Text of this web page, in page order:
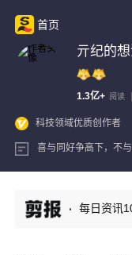
首页
亓纪的
1.3亿+ 阅读
科技领域优质创作者
喜与同好争高下，不与
每日资讯